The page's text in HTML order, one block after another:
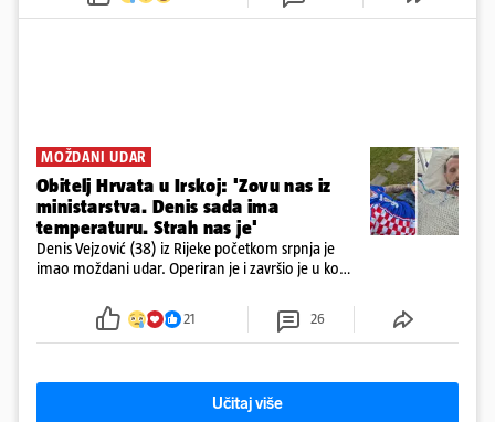
MOŽDANI UDAR
Obitelj Hrvata u Irskoj: 'Zovu nas iz
ministarstva. Denis sada ima
temperaturu. Strah nas je'
Denis Vejzović (38) iz Rijeke početkom srpnja je
imao moždani udar. Operiran je i završio je u komi.
tamošnji liječnici ne vjeruju u oporavak: 'Imamo
21 26
Učitaj više